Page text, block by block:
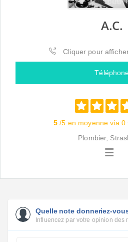
A.C.
Cliquer pour
5 /5 en moyenne via 0
Plombier,
Quelle note donneriez-
Influencez par votre opinion des